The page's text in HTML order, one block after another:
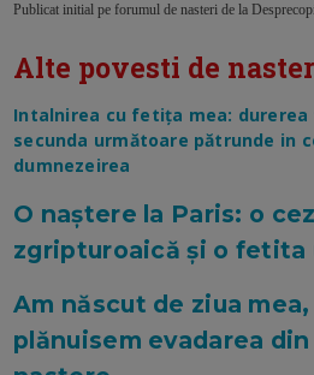
Publicat initial pe forumul de nasteri de la
Alte povesti de
Intalnirea cu fetița mea:
secunda următoare pătrunde in
dumnezeirea
O naștere la Paris: o
zgripturoaică și o fetita
Am născut de ziua
plănuisem evadarea